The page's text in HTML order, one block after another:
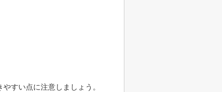
すい点に注意しましょう。